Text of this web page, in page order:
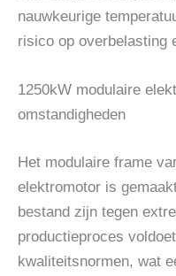
nauwkeurige
risico op overbelasting
1250kW modulaire
omstandigheden
Het modulaire frame
elektromotor is
bestand zijn tegen
productieproces
kwaliteitsnormen, wat